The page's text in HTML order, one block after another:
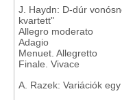
J. Haydn: D-dúr
kvartett"
Allegro moderato
Adagio
Menuet. Allegretto
Finale. Vivace
A. Razek: Variációk